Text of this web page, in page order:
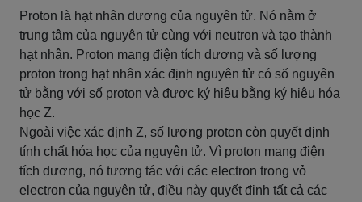
Proton là hạt nhân dương của nguyên tử. Nó nằm ở
trung tâm của nguyên tử cùng với neutron và tạo thành
hạt nhân. Proton mang điện tích dương và số lượng
proton trong hạt nhân xác định nguyên tử có số nguyên
tử bằng với số proton và được ký hiệu bằng ký hiệu hóa
học Z.
Ngoài việc xác định Z, số lượng proton còn quyết định
tính chất hóa học của nguyên tử. Vì proton mang điện
tích dương, nó tương tác với các electron trong vỏ
electron của nguyên tử, điều này quyết định tất cả các